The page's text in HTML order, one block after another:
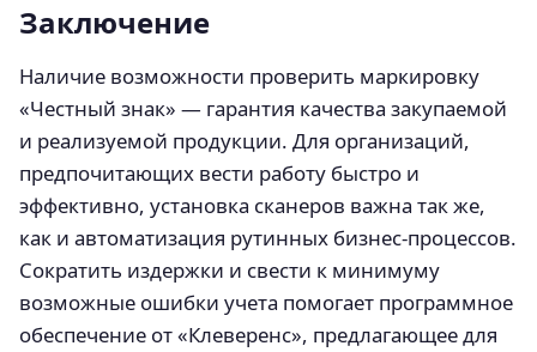
Заключение
Наличие возможности проверить маркировку
«Честный знак» — гарантия качества закупаемой
и реализуемой продукции. Для организаций,
предпочитающих вести работу быстро и
эффективно, установка сканеров важна так же,
как и автоматизация рутинных бизнес-процессов.
Сократить издержки и свести к минимуму
возможные ошибки учета помогает программное
обеспечение от «Клеверенс», предлагающее для